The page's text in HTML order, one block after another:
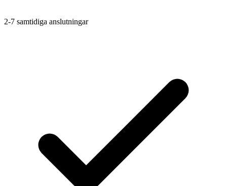
2-7 samtidiga anslutningar